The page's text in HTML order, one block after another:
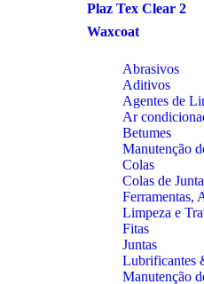
Plaz Tex Clear 2
Waxcoat
Abrasivos
Aditivos
Agentes de
Ar
Betumes
Manutenção
Colas
Colas de
Ferramentas,
Limpeza e
Fitas
Juntas
Lubrificantes
Manutenção